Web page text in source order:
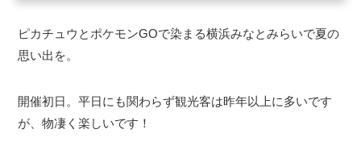
ピカチュウとポケモンGOで染まる横浜みなとみらいで夏の
思い出を。
開催初日。平日にも関わらず観光客は昨年以上に多いです
が、物凄く楽しいです！